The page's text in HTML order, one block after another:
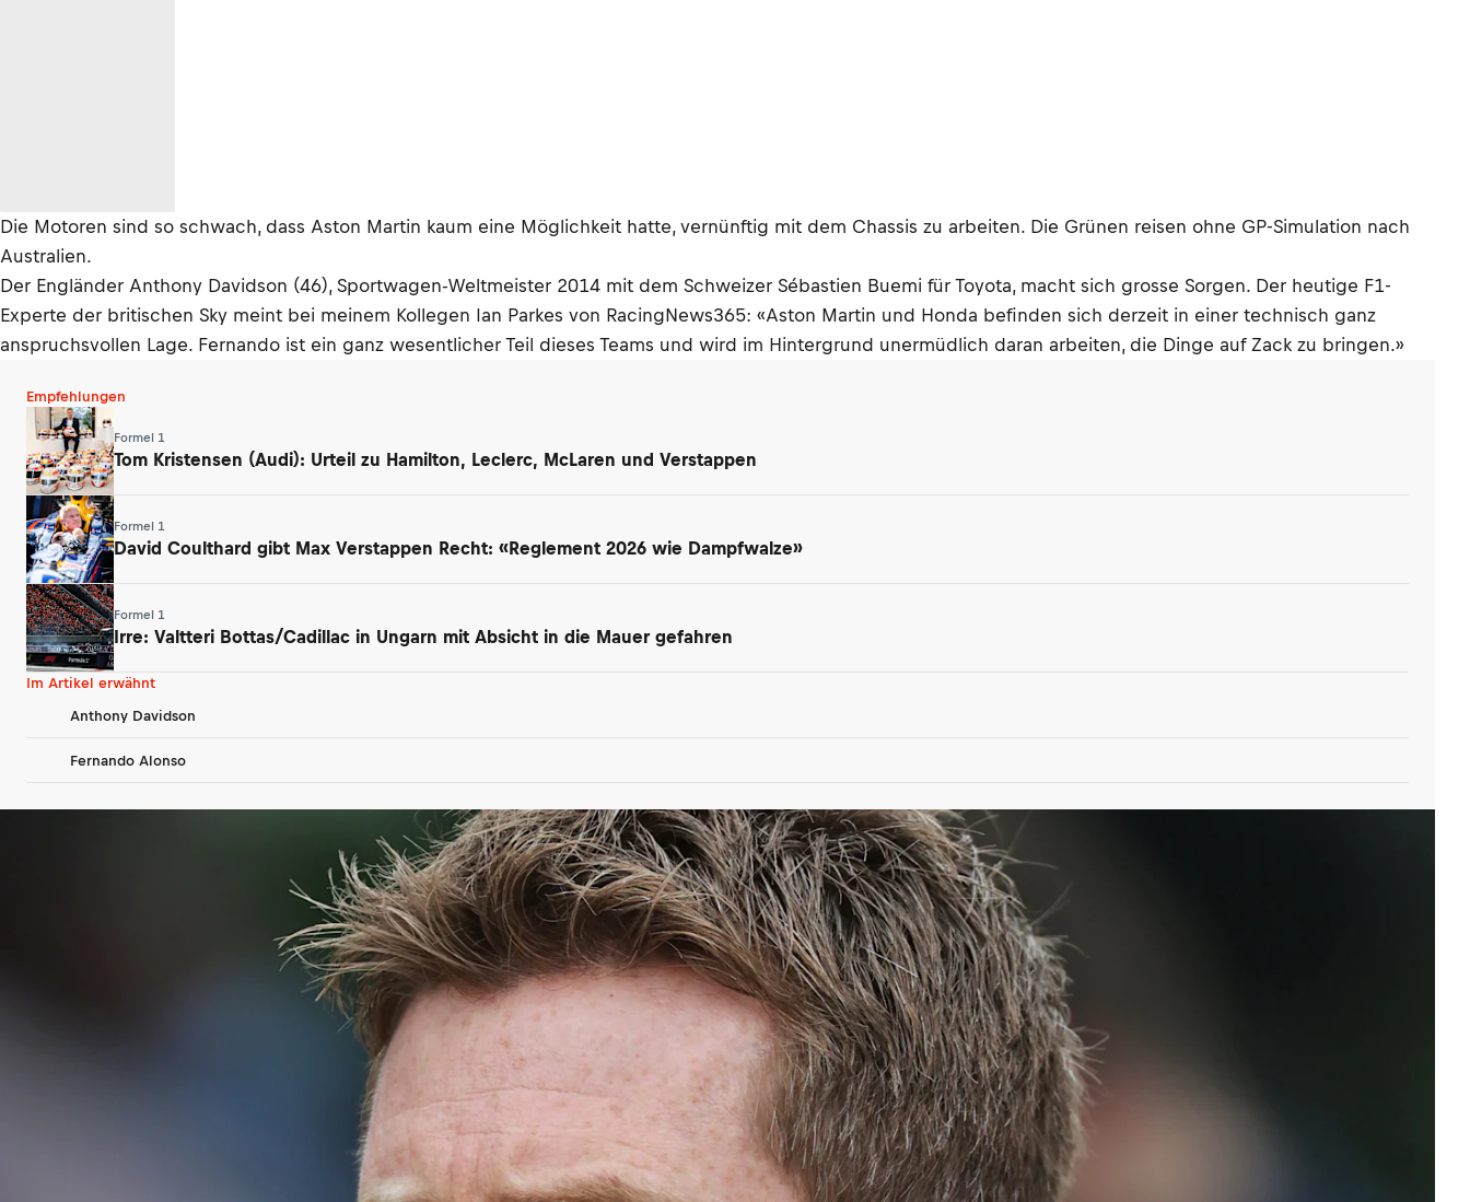
Die Motoren sind so schwach, dass Aston Martin kaum eine Möglichkeit hatte, vernünftig mit dem Chassis zu arbeiten. Die Grünen reisen ohne GP-Simulation nach
Australien.
Der Engländer Anthony Davidson (46), Sportwagen-Weltmeister 2014 mit dem Schweizer Sébastien Buemi für Toyota, macht sich grosse Sorgen. Der heutige F1-
Experte der britischen Sky meint bei meinem Kollegen Ian Parkes von RacingNews365: «Aston Martin und Honda befinden sich derzeit in einer technisch ganz
anspruchsvollen Lage. Fernando ist ein ganz wesentlicher Teil dieses Teams und wird im Hintergrund unermüdlich daran arbeiten, die Dinge auf Zack zu bringen.»
Empfehlungen
Formel 1
Tom Kristensen (Audi): Urteil zu Hamilton, Leclerc, McLaren und Verstappen
Formel 1
David Coulthard gibt Max Verstappen Recht: «Reglement 2026 wie Dampfwalze»
Formel 1
Irre: Valtteri Bottas/Cadillac in Ungarn mit Absicht in die Mauer gefahren
Im Artikel erwähnt
Anthony Davidson
Fernando Alonso